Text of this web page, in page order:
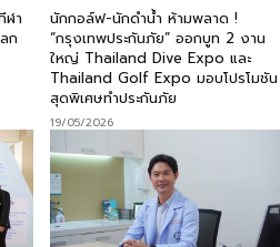
ฬา
ก
นักกอล์ฟ-นักดำน้ำ ห้ามพลาด !
“กรุงเทพประกันภัย” ออกบูท 2 งาน
ใหญ่ Thailand Dive Expo และ
Thailand Golf Expo มอบโปรโมชัน
สุดพิเศษทำประกันภัย
19/05/2026